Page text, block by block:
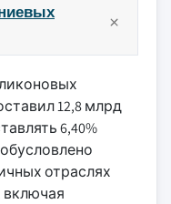
12,8 млрд
6,40%
обусловлено
отраслях
включая